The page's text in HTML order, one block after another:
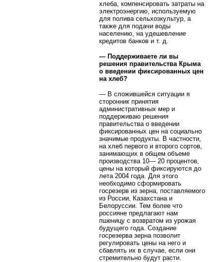
хлеба, компенсировать затраты на
электроэнергию, используемую
для полива сельхозкультур, а
также для подачи воды
населению, на удешевление
кредитов банков и т. д.
— Поддерживаете ли вы
решения правительства Крыма
о введении фиксированных цен
на хлеб?
— В сложившейся ситуации я
сторонник принятия
административных мер и
поддерживаю решения
правительства о введении
фиксированных цен на социально
значимые продукты. В частности,
на хлеб первого и второго сортов,
занимающих в общем объеме
производства 10— 20 процентов,
цены на который фиксируются до
лета 2004 года. Для этого
необходимо сформировать
госрезерв из зерна, поставляемого
из России, Казахстана и
Белоруссии. Тем более что
россияне предлагают нам
пшеницу с возвратом из урожая
будущего года. Создание
госрезерва зерна позволит
регулировать цены на него и
сбавлять их в случае, если они
стремительно будут расти.